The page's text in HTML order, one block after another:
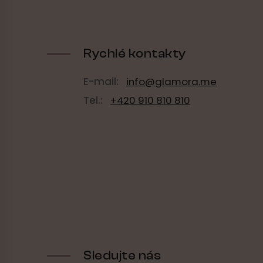
Rychlé kontakty
E-mail:
info@glamora.me
Tel.:
+420 910 810 810
Sledujte nás